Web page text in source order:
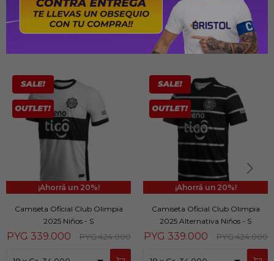
PRODUCTOS QUE TE PUEDEN INTERESAR
20
Camiseta Oficial Club Olimpia
2025 Niños - S
PYG 339.000 PYG 424.000
20
Camiseta Oficial Club Olimpia
2025 Alternativa Niños - S
PYG 339.000 PYG 424.000